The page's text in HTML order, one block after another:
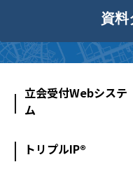
資料
立会受付Webシステ
ム
トリプルIP®